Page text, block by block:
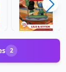
2